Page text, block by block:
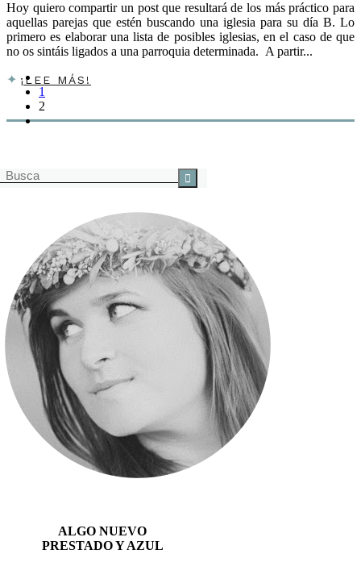
Hoy quiero compartir un post que resultará de los más práctico para
aquellas parejas que estén buscando una iglesia para su día B. Lo
primero es elaborar una lista de posibles iglesias, en el caso de que
no os sintáis ligados a una parroquia determinada. A partir...
¡LEE MÁS!
1
2
Buscar
por:
ALGO NUEVO
PRESTADO Y AZUL